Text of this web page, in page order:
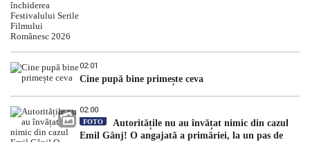
02:01
Cine pupă bine primește ceva
02:00
FOTO
Autoritățile nu au învățat nimic din cazul
Emil Gânj! O angajată a primăriei, la un pas de